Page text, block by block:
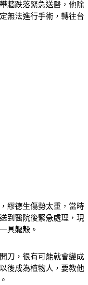
牆跌落緊急送醫，他除
無法進行手術，轉往台
繆德生傷勢太重，當時
到醫院後緊急處理，現
具軀殼。
刀，很有可能就會變成
後成為植物人，要教他